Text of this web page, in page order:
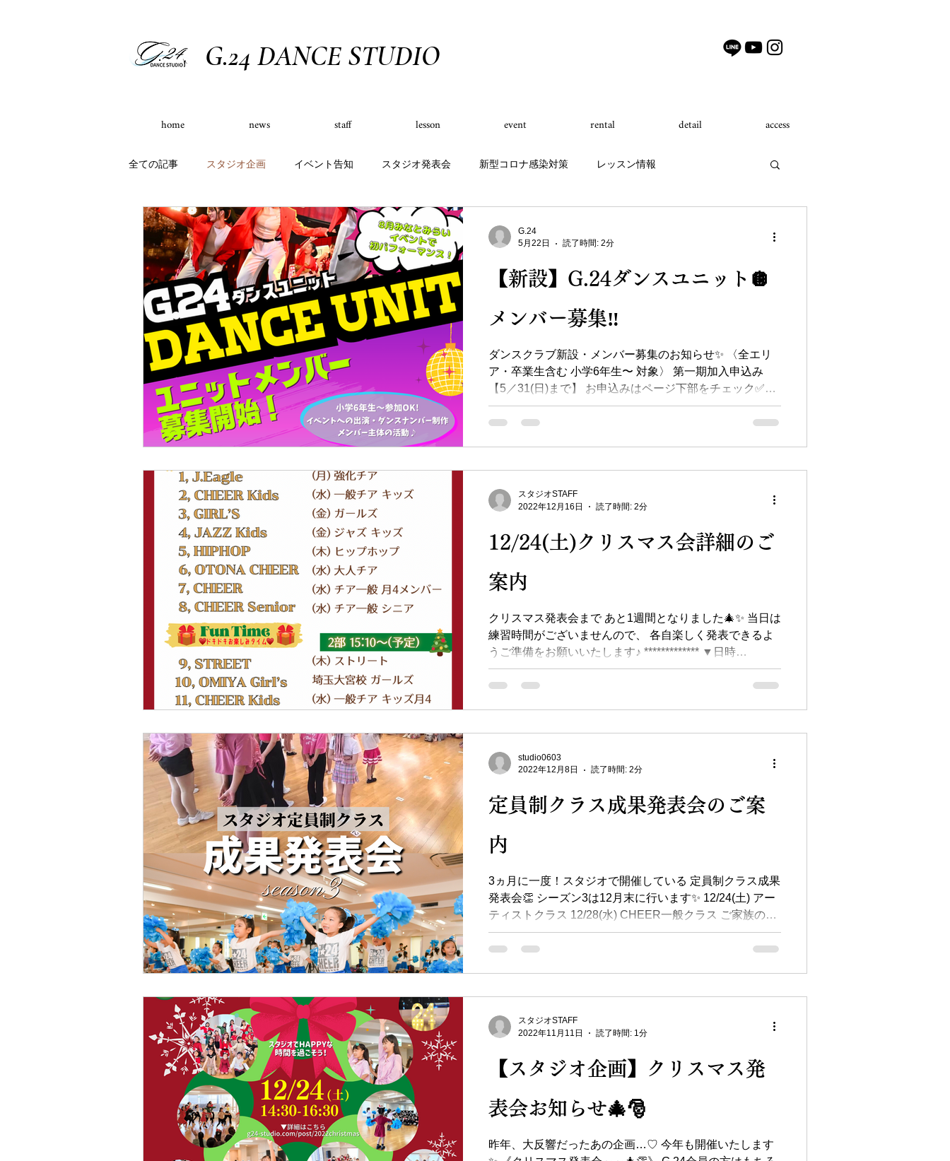
G.24 DANCE STUDIO
home news staff lesson event rental detail access
全ての記事 スタジオ企画 イベント告知 スタジオ発表会 新型コロナ感染対策 レッスン情報
会員様向けご案内 イベント出演実績 定員制クラス スケジュール
【新設】G.24ダンスユニット🪩
メンバー募集‼️
ダンスクラブ新設・メンバー募集のお知らせ✨ 〈全エリ
ア・卒業生含む 小学6年生〜 対象〉 第一期加入申込み
【5／31(日)まで】 お申込みはページ下部をチェック✅
「自分たちの予定に合わせて活動できる！」 「定例活動
は難しいけどイベントに出たり メンバーとの活動を続け
メンバー自身で考案♪ ▼参加条件 ✨G.24全エリア対象✨
卒業生大歓迎‼️ ・小学6年生〜なら誰でもOK！ ・スキ
ルやレベルは関係なし🍀 ・部活や習い事との両立も可能
メイン：鶴見スタジオ 自主練：鶴見スタジオ・他 ▼
込) ➡︎加入メンバー全員で割ります ※スタートアップ
フィーとは 楽曲、作品制作にかかる初期費用のこと
※作品制作のため、担当コーチによる 1時間半
G.24
5月22日
読了時間: 2分
12/24(土)クリスマス会詳細のご
案内
クリスマス発表会まで あと1週間となりました🎄✨ 当日は
練習時間がございませんので、 各自楽しく発表できるよ
うご準備をお願いいたします♪ ************* ▼日時
12/24(土)14:30-16:30 ▼入室時間 14:10～スタジオを開放
します。...
スタジオSTAFF
2022年12月16日
読了時間: 2分
定員制クラス成果発表会のご案
内
3ヵ月に一度！スタジオで開催している 定員制クラス成果
発表会👏 シーズン3は12月末に行います✨ 12/24(土) アー
ティストクラス 12/28(水) CHEER一般クラス ご家族の方
はもちろん、 ダンスに興味をお持ちの方 メンバーのお友
達♡ ご観覧大歓迎です！...
studio0603
2022年12月8日
読了時間: 2分
【スタジオ企画】クリスマス発
表会お知らせ🎄🎅
昨年、大反響だったあの企画…♡ 今年も開催いたします
スタジオSTAFF
2022年11月11日
読了時間: 1分